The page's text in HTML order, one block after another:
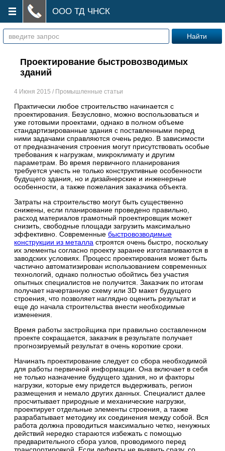
ООО ТД ЧНСК
Проектирование быстровозводимых
зданий
4 Июня 2015 / Промышленные статьи
Практически любое строительство начинается с
проектирования. Безусловно, можно воспользоваться и
уже готовыми проектами, однако в полном объеме
стандартизированные здания с поставленными перед
ними задачами справляются очень редко. В зависимости
от предназначения строения могут присутствовать особые
требования к нагрузкам, микроклимату и другим
параметрам. Во время первичного планирования
требуется учесть не только конструктивные особенности
будущего здания, но и дизайнерские и инженерные
особенности, а также пожелания заказчика объекта.
Затраты на строительство могут быть существенно
снижены, если планирование проведено правильно,
расход материалов грамотный проектировщик может
снизить, свободные площади загрузить максимально
эффективно. Современныебыстровозводимые
конструкции из металла строятся очень быстро, поскольку
их элементы согласно проекту заранее изготавливаются в
заводских условиях. Процесс проектирования может быть
частично автоматизирован использованием современных
технологий, однако полностью обойтись без участия
опытных специалистов не получится. Заказчик по итогам
получает начертанную схему или 3D макет будущего
строения, что позволяет наглядно оценить результат и
еще до начала строительства внести необходимые
изменения.
Время работы застройщика при правильно составленном
проекте сокращается, заказчик в результате получает
прогнозируемый результат в очень короткие сроки.
Начинать проектирование следует со сбора необходимой
для работы первичной информации. Она включает в себя
не только назначение будущего здания, но и факторы
нагрузки, которые ему придется выдерживать, регион
размещения и немало других данных. Специалист далее
просчитывает природные и механические нагрузки,
проектирует отдельные элементы строения, а также
разрабатывает методику их соединения между собой. Вся
работа должна проводиться максимально четко, ненужных
действий нередко стараются избежать с помощью
предварительного сбора узлов, проводимого перед